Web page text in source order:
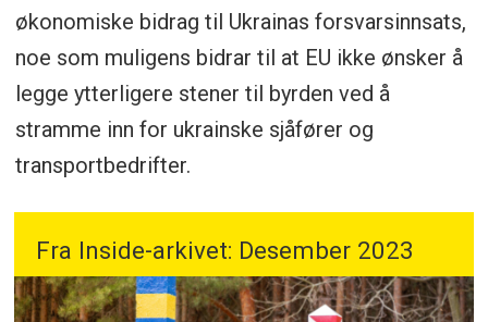
økonomiske bidrag til Ukrainas forsvarsinnsats,
noe som muligens bidrar til at EU ikke ønsker å
legge ytterligere stener til byrden ved å
stramme inn for ukrainske sjåfører og
transportbedrifter.
Fra Inside-arkivet: Desember 2023